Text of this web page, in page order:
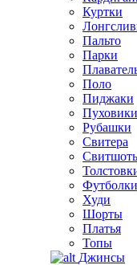
Куртки
Пальто
Парки
Поло
Пиджаки
Пуховики
Рубашки
Свитера
Футболки
Худи
Шорты
Платья
Топы
Джинсы